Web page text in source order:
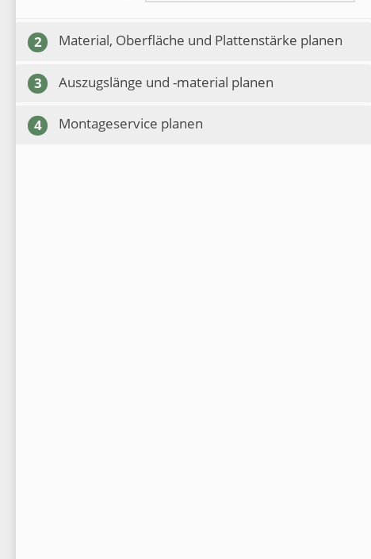
2 Material, Oberfläche und Plattenstärke planen
3 Auszugslänge und -material planen
4 Montageservice planen